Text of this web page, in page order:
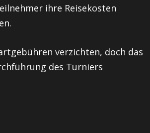
ihre Reisekosten
verzichten, doch das
des Turniers